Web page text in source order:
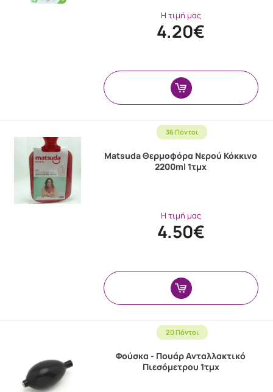
Η τιμή μας
4.20€
36 Πόντοι
Matsuda Θερμοφόρα Νερού Κόκκινο
2200ml 1τμχ
Η τιμή μας
4.50€
20 Πόντοι
Φούσκα - Πουάρ Ανταλλακτικό
Πιεσόμετρου 1τμχ